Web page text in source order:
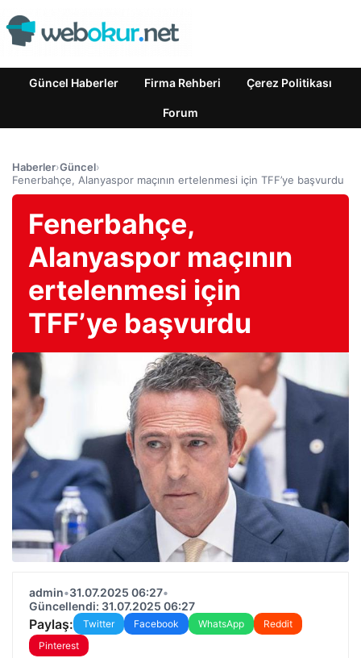
Güncel Haberler Firma Rehberi Çerez Politikası
Forum
Haberler›Güncel›
Fenerbahçe, Alanyaspor maçının ertelenmesi için TFF’ye başvurdu
Fenerbahçe,
Alanyaspor maçının
ertelenmesi için
TFF’ye başvurdu
admin•31.07.2025 06:27•
Güncellendi: 31.07.2025 06:27
Paylaş: Twitter Facebook WhatsApp
Reddit
Pinterest